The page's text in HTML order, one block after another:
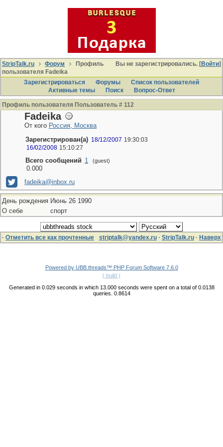
Вы не зарегистрировались. [Войти]
StripTalk.ru Форум
Профиль
пользователя Fadeika
Зарегистрироваться
Форумы
Список пользователей
Активные темы
Поиcк Вопрос-Ответ
Профиль пользователя Пользователь # 112
Fadeika
От кого Россия, Москва
Зарегистрирован(а) 18/12/2007 19:30:03
16/02/2008 15:10:27
Всего сообщений 1 (guest)
0.000
fadeika@inbox.ru
День рождения Июнь 26 1990
О себе
спорт
· Отметить все как прочтенные striptalk@yandex.ru · StripTalk.ru · Наверх
Powered by UBB.threads™ PHP Forum Software 7.6.0
( build )
Generated in 0.029 seconds in which 13.000 seconds were spent on a total of 0.0138
queries. 0.8614